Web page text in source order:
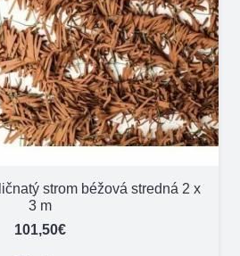
strom béžová stredná 2 x
3 m
101,50€